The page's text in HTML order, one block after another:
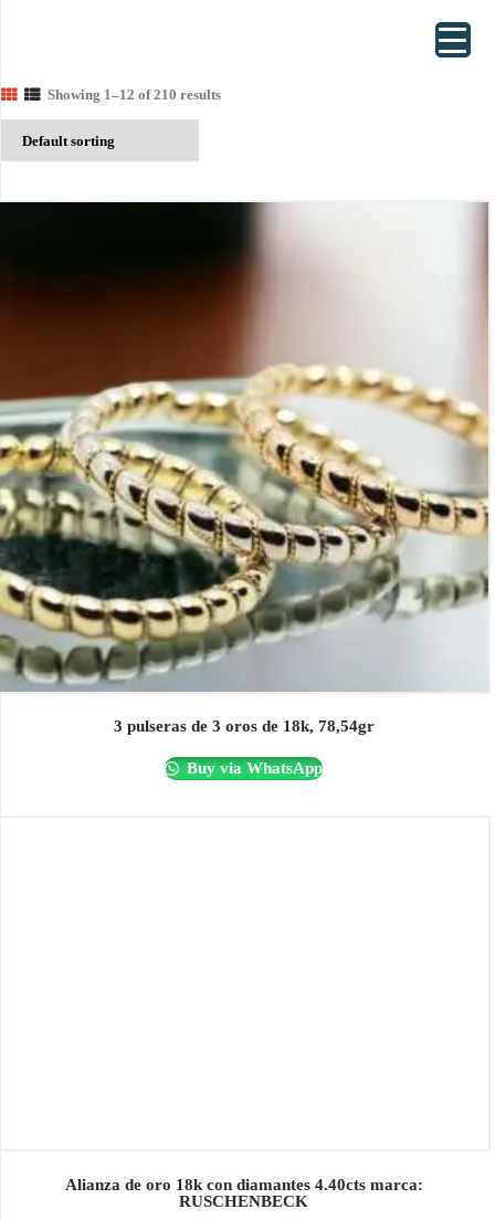
Showing 1–12 of 210 results
3 pulseras de 3 oros de 18k, 78,54gr
Buy via WhatsApp
Alianza de oro 18k con diamantes 4.40cts marca:
RUSCHENBECK